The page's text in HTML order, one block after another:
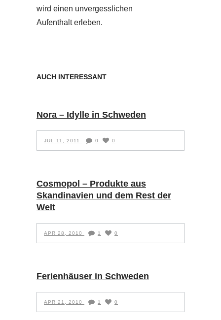
wird einen unvergesslichen
Aufenthalt erleben.
AUCH INTERESSANT
Nora – Idylle in Schweden
JUL 11, 2011 0 0
Cosmopol – Produkte aus
Skandinavien und dem Rest der
Welt
APR 28, 2010 1 0
Ferienhäuser in Schweden
APR 21, 2010 1 0